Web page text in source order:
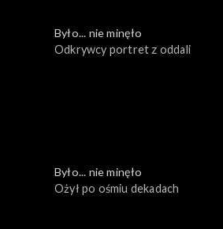
Było... nie minęło
Odkrywcy portret z oddali
Było... nie minęło
Ożył po ośmiu dekadach